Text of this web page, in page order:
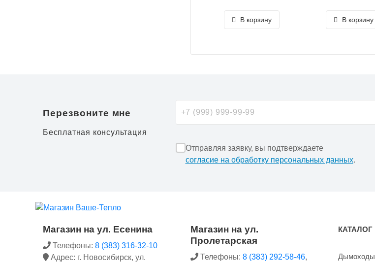
В корзину В корзину
Перезвоните мне
Бесплатная консультация
Отправляя заявку, вы подтверждаете
согласие на обработку персональных данных.
Магазин на ул. Есенина
Телефоны: 8 (383) 316-32-10
Адрес: г. Новосибирск, ул.
Магазин на ул.
Пролетарская
Телефоны: 8 (383) 292-58-46,
КАТАЛОГ
Дымоходы